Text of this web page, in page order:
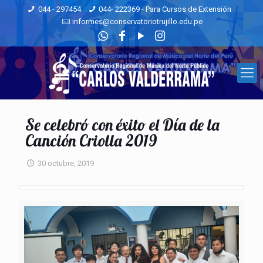
044 - 297454
044- 222369 - Para Cursos de Extensión
informes@conservatoriotrujillo.edu.pe
Se celebró con éxito el Día de la
Canción Criolla 2019
30 octubre, 2019